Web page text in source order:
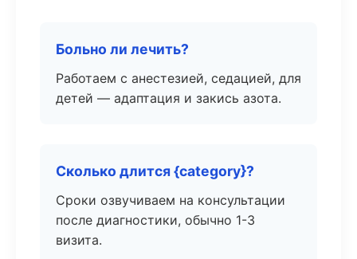
Больно ли лечить?
Работаем с анестезией, седацией, для
детей — адаптация и закись азота.
Сколько длится {category}?
Сроки озвучиваем на консультации
после диагностики, обычно 1-3
визита.